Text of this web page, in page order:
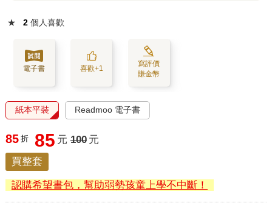
★ 2 個人喜歡
電子書 喜歡+1
寫評價
賺金幣
紙本平裝 Readmoo 電子書
85 折 85 元 100 元
買整套
認購希望書包，幫助弱勢孩童上學不中斷！